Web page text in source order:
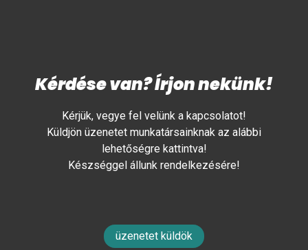
Kérdése van? Írjon nekünk!
Kérjük, vegye fel velünk a kapcsolatot!
Küldjön üzenetet munkatársainknak az alábbi
lehetőségre kattintva!
Készséggel állunk rendelkezésére!
üzenetet küldök